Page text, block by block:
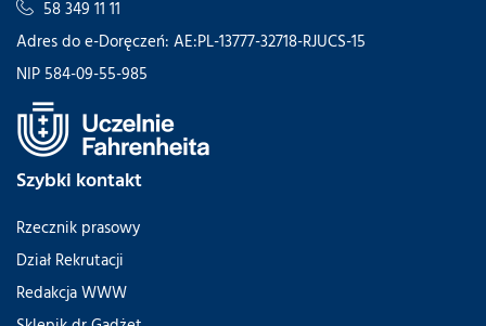
58 349 11 11
Adres do e-Doręczeń: AE:PL-13777-32718-RJUCS-15
NIP 584-09-55-985
Szybki kontakt
Rzecznik prasowy
Dział Rekrutacji
Redakcja WWW